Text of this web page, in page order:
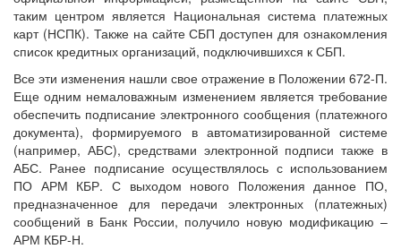
таким центром является Национальная система платежных
карт (НСПК). Также на сайте СБП доступен для ознакомления
список кредитных организаций, подключившихся к СБП.
Все эти изменения нашли свое отражение в Положении 672-П.
Еще одним немаловажным изменением является требование
обеспечить подписание электронного сообщения (платежного
документа), формируемого в автоматизированной системе
(например, АБС), средствами электронной подписи также в
АБС. Ранее подписание осуществлялось с использованием
ПО АРМ КБР. С выходом нового Положения данное ПО,
предназначенное для передачи электронных (платежных)
сообщений в Банк России, получило новую модификацию –
АРМ КБР-Н.